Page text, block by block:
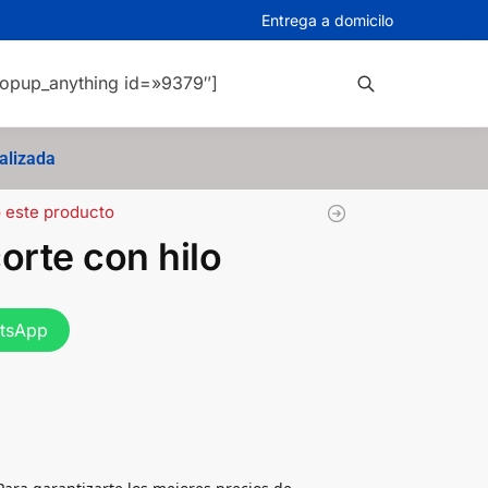
Entrega a domicilo
id=»9379″]
este producto
con hilo